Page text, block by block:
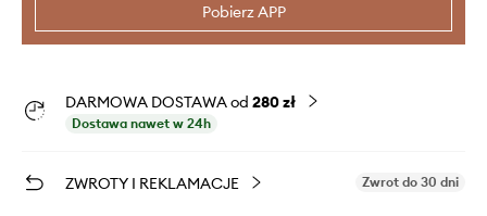
Pobierz APP
DARMOWA DOSTAWA od 280 zł
Dostawa nawet w 24h
ZWROTY I REKLAMACJE Zwrot do 30 dni